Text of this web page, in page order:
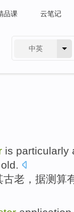
品课 云笔记
中英
is particularly
.
古老 ，据测算